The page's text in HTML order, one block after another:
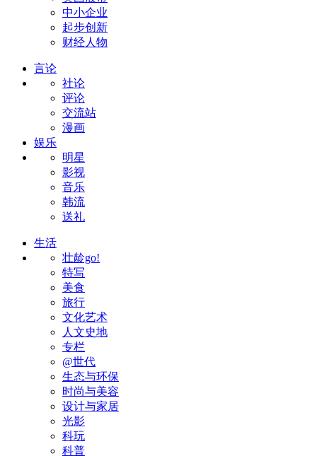
中小企业
起步创新
财经人物
言论
社论
评论
交流站
漫画
娱乐
明星
影视
音乐
韩流
送礼
生活
壮龄go!
特写
美食
旅行
文化艺术
人文史地
专栏
@世代
生态与环保
时尚与美容
设计与家居
光影
科玩
科普